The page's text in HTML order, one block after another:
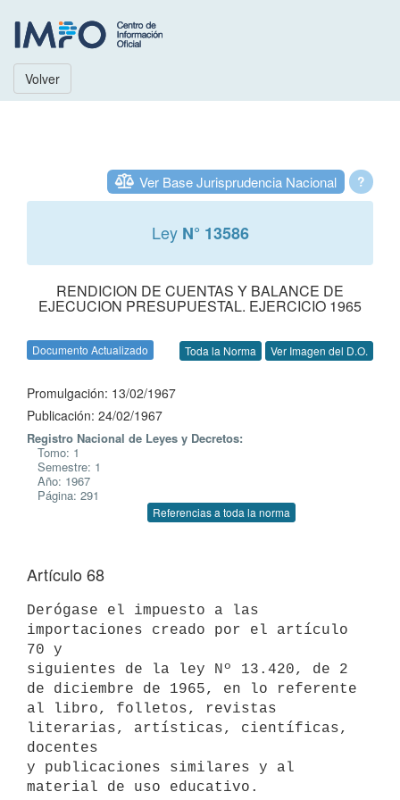
Volver
?
Ver Base Jurisprudencia Nacional
Ley N° 13586
RENDICION DE CUENTAS Y BALANCE DE
EJECUCION PRESUPUESTAL. EJERCICIO 1965
Documento Actualizado Toda la Norma Ver Imagen del D.O.
Promulgación: 13/02/1967
Publicación: 24/02/1967
Registro Nacional de Leyes y Decretos:
Tomo: 1
Semestre: 1
Año: 1967
Página: 291
Referencias a toda la norma
Artículo 68
Derógase el impuesto a las
importaciones creado por el artículo
70 y
siguientes de la ley Nº 13.420, de 2
de diciembre de 1965, en lo referente
al libro, folletos, revistas
literarias, artísticas, científicas,
docentes
y publicaciones similares y al
material de uso educativo.